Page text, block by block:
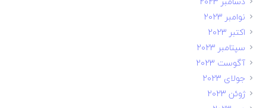
نوامبر 2023
اکتبر 2023
سپتامبر 2023
آگوست 2023
جولای 2023
ژوئن 2023